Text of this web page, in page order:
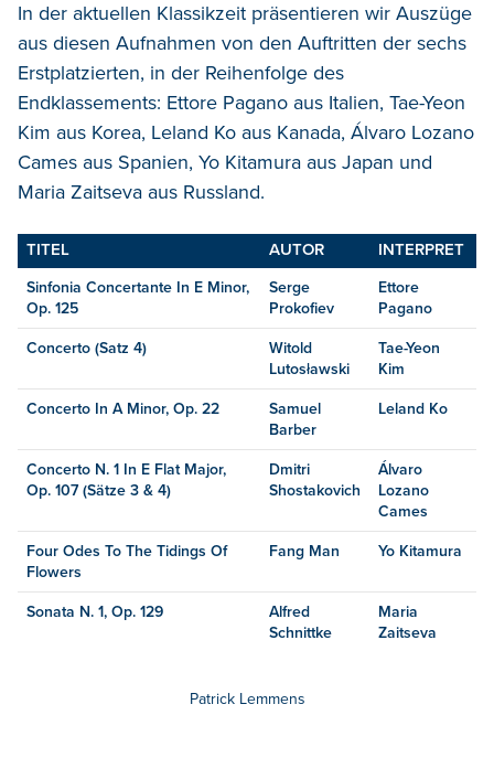
In der aktuellen Klassikzeit präsentieren wir Auszüge
aus diesen Aufnahmen von den Auftritten der sechs
Erstplatzierten, in der Reihenfolge des
Endklassements: Ettore Pagano aus Italien, Tae-Yeon
Kim aus Korea, Leland Ko aus Kanada, Álvaro Lozano
Cames aus Spanien, Yo Kitamura aus Japan und
Maria Zaitseva aus Russland.
TITEL AUTOR INTERPRET
Sinfonia Concertante In E Minor,
Op. 125
Serge
Prokofiev
Ettore
Pagano
Concerto (Satz 4)
Witold
Lutosławski
Tae-Yeon
Kim
Concerto In A Minor, Op. 22
Samuel
Barber
Leland Ko
Concerto N. 1 In E Flat Major,
Op. 107 (Sätze 3 & 4)
Dmitri
Shostakovich
Álvaro
Lozano
Cames
Four Odes To The Tidings Of
Flowers
Fang Man Yo Kitamura
Sonata N. 1, Op. 129
Alfred
Schnittke
Maria
Zaitseva
Patrick Lemmens